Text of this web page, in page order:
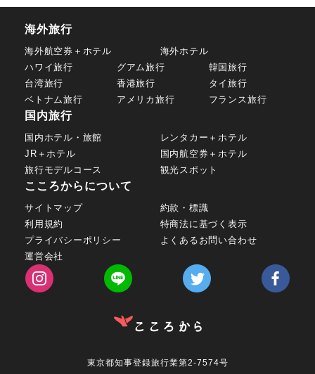
海外旅行
海外航空券＋ホテル
海外ホテル
ハワイ旅行
グアム旅行
韓国旅行
台湾旅行
香港旅行
タイ旅行
ベトナム旅行
アメリカ旅行 フランス旅行
国内旅行
国内ホテル・旅館
レンタカー＋ホテル
JR＋ホテル
国内航空券＋ホテル
旅行モデルコース
観光スポット
こころからについて
サイトマップ
約款・標識
利用規約
特商法に基づく表示
プライバシーポリシー
よくあるお問い合わせ
運営会社
東京都知事登録旅行業第2-7574号